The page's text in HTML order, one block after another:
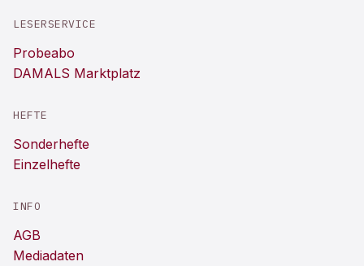
LESERSERVICE
Probeabo
DAMALS Marktplatz
HEFTE
Sonderhefte
Einzelhefte
INFO
AGB
Mediadaten